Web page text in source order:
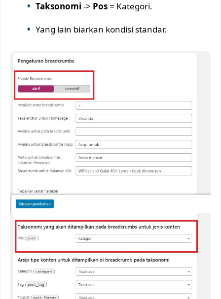
Taksonomi -> Pos = Kategori.
Yang lain biarkan kondisi standar.